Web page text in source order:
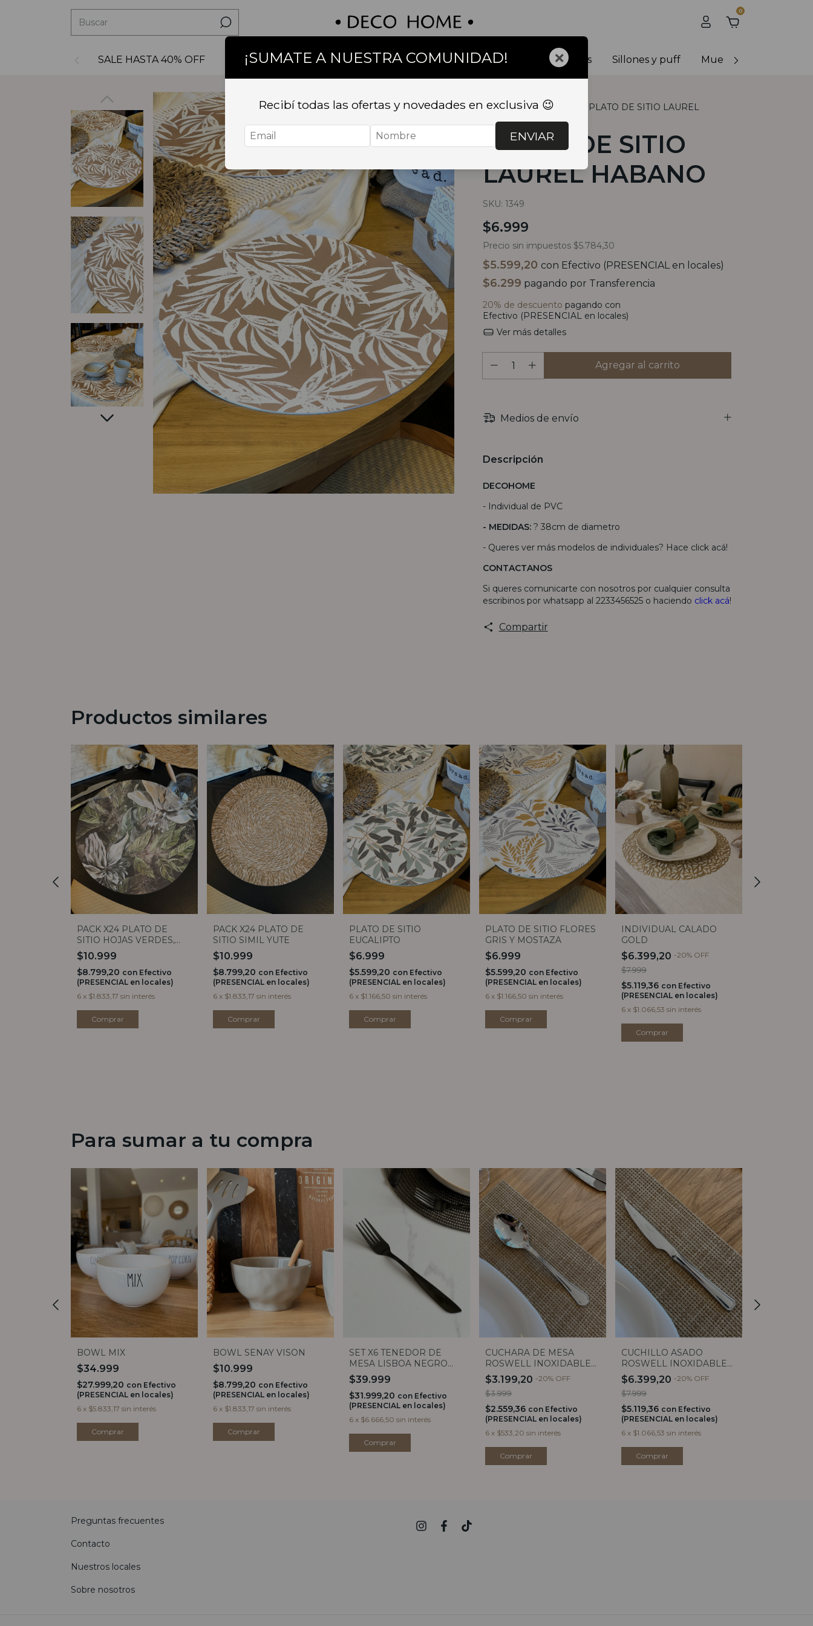
0
SALE HASTA 40% OFF Decoracion Textil Bazar Baño Muebles Sillas y banquetas Sillones y puff Muebles de exterior
Inicio . DECORACION
PLATO DE SITIO LAUREL
PLATO DE SITIO
LAUREL HABANO
SKU: 1349
$6.999
Precio sin impuestos $5.784,30
$5.599,20 con Efectivo (PRESENCIAL en locales)
$6.299 pagando por Transferencia
20% de descuento pagando con
Efectivo (PRESENCIAL en locales)
Ver más detalles
Medios de envío
Descripción
DECOHOME
- Individual de PVC
- MEDIDAS: ? 38cm de diametro
- Queres ver más modelos de individuales? Hace click acá!
CONTACTANOS
Si queres comunicarte con nosotros por cualquier consulta
escribinos por whatsapp al 2233456525 o haciendo click acá!
Compartir
Productos similares
PACK X24 PLATO DE
SITIO HOJAS VERDES,
BLANCO Y GRIS
$10.999
$8.799,20 con Efectivo
(PRESENCIAL en locales)
6 x $1.833,17 sin interés
PACK X24 PLATO DE
SITIO SIMIL YUTE
$10.999
$8.799,20 con Efectivo
(PRESENCIAL en locales)
6 x $1.833,17 sin interés
PLATO DE SITIO
EUCALIPTO
$6.999
$5.599,20 con Efectivo
(PRESENCIAL en locales)
6 x $1.166,50 sin interés
PLATO DE SITIO FLORES
GRIS Y MOSTAZA
$6.999
$5.599,20 con Efectivo
(PRESENCIAL en locales)
6 x $1.166,50 sin interés
INDIVIDUAL CALADO
GOLD
$6.399,20 -20% OFF
$7.999
$5.119,36 con Efectivo
(PRESENCIAL en locales)
6 x $1.066,53 sin interés
Para sumar a tu compra
BOWL MIX
$34.999
$27.999,20 con Efectivo
(PRESENCIAL en locales)
6 x $5.833,17 sin interés
BOWL SENAY VISON
$10.999
$8.799,20 con Efectivo
(PRESENCIAL en locales)
6 x $1.833,17 sin interés
SET X6 TENEDOR DE
MESA LISBOA NEGRO
MATE 20CM
$39.999
$31.999,20 con Efectivo
(PRESENCIAL en locales)
6 x $6.666,50 sin interés
CUCHARA DE MESA
ROSWELL INOXIDABLE
CORAL
$3.199,20 -20% OFF
$3.999
$2.559,36 con Efectivo
(PRESENCIAL en locales)
6 x $533,20 sin interés
CUCHILLO ASADO
ROSWELL INOXIDABLE
CORAL
$6.399,20 -20% OFF
$7.999
$5.119,36 con Efectivo
(PRESENCIAL en locales)
6 x $1.066,53 sin interés
Preguntas frecuentes
Contacto
Nuestros locales
Sobre nosotros
¡SUMATE A NUESTRA COMUNIDAD! ×
Recibí todas las ofertas y novedades en exclusiva 😉
ENVIAR